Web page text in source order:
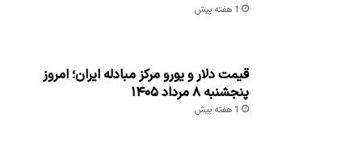
1 هفته پیش
قیمت دلار و یورو مرکز مبادله ایران؛ امروز
پنجشنبه ۸ مرداد ۱۴۰۵
1 هفته پیش